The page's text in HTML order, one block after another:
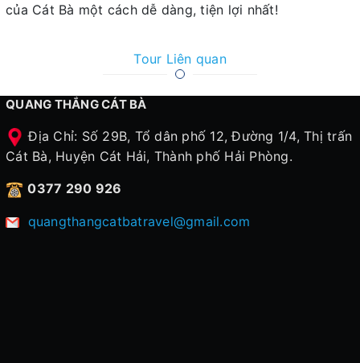
của Cát Bà một cách dễ dàng, tiện lợi nhất!
Tour Liên quan
QUANG THẮNG CÁT BÀ
Địa Chỉ: Số 29B, Tổ dân phố 12, Đường 1/4, Thị trấn
Cát Bà, Huyện Cát Hải, Thành phố Hải Phòng.
0377 290 926
quangthangcatbatravel@gmail.com